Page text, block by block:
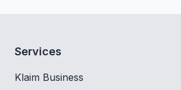
Services
Klaim Business